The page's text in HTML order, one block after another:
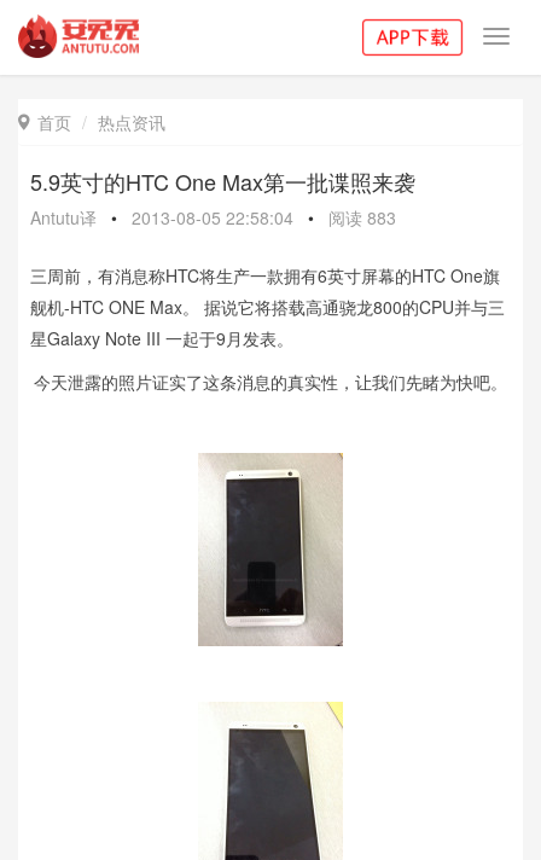
 首页 热点资讯
5.9英寸的HTC One Max第一批谍照来袭
Antutu译 • 2013-08-05 22:58:04 • 阅读 883
三周前，有消息称HTC将生产一款拥有6英寸屏幕的HTC One旗
舰机-HTC ONE Max。 据说它将搭载高通骁龙800的CPU并与三
星Galaxy Note III 一起于9月发表。
今天泄露的照片证实了这条消息的真实性，让我们先睹为快吧。